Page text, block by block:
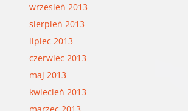
wrzesień 2013
sierpień 2013
lipiec 2013
czerwiec 2013
maj 2013
kwiecień 2013